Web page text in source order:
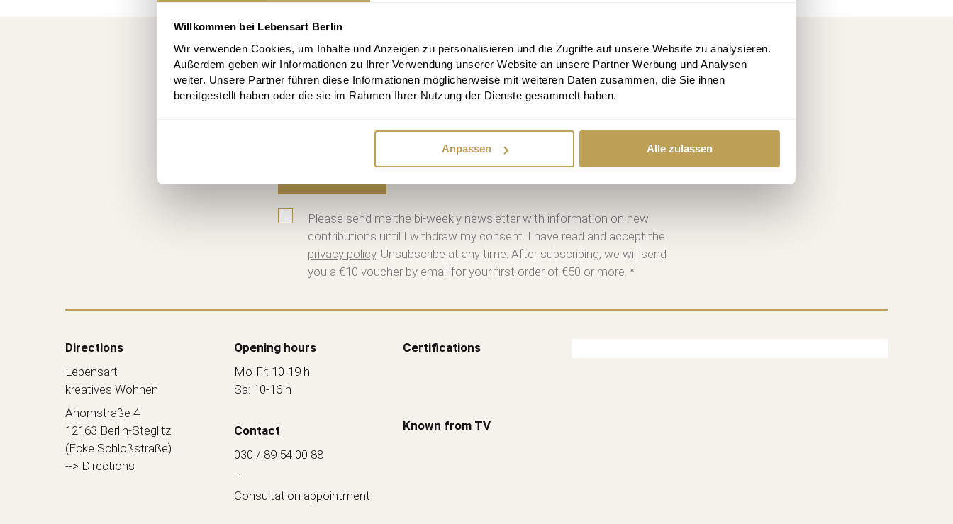
Willkommen bei Lebensart Berlin
Wir verwenden Cookies, um Inhalte und Anzeigen zu personalisieren und die Zugriffe auf unsere Website zu analysieren.
Außerdem geben wir Informationen zu Ihrer Verwendung unserer Website an unsere Partner Werbung und Analysen
weiter. Unsere Partner führen diese Informationen möglicherweise mit weiteren Daten zusammen, die Sie ihnen
bereitgestellt haben oder die sie im Rahmen Ihrer Nutzung der Dienste gesammelt haben.
Anpassen Alle zulassen
Register for free and never miss a promotion
10 € discount, info every 2 weeks, unsubscribe at any time
Please send me the bi-weekly newsletter with information on new
contributions until I withdraw my consent. I have read and accept the
privacy policy. Unsubscribe at any time. After subscribing, we will send
you a €10 voucher by email for your first order of €50 or more. *
Directions
Lebensart
kreatives Wohnen
Ahornstraße 4
12163 Berlin-Steglitz
(Ecke Schloßstraße)
--> Directions
Opening hours
Mo-Fr: 10-19 h
Sa: 10-16 h
Contact
030 / 89 54 00 88
Consultation appointment
Certifications
Known from TV